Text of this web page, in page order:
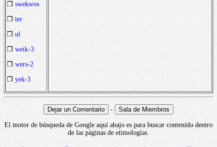
❒ swekwos
❒ ter
❒ ul
❒ weik-3
❒ wers-2
❒ yek-3
-
El motor de búsqueda de Google aquí abajo es para buscar contenido dentro
de las páginas de etimologías.